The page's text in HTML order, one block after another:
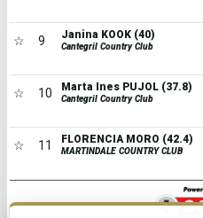
☆ 9 Janina KOOK (40)
Cantegril Country Club
☆ 10 Marta Ines PUJOL (37.8)
Cantegril Country Club
☆ 11 FLORENCIA MORO (42.4)
MARTINDALE COUNTRY CLUB